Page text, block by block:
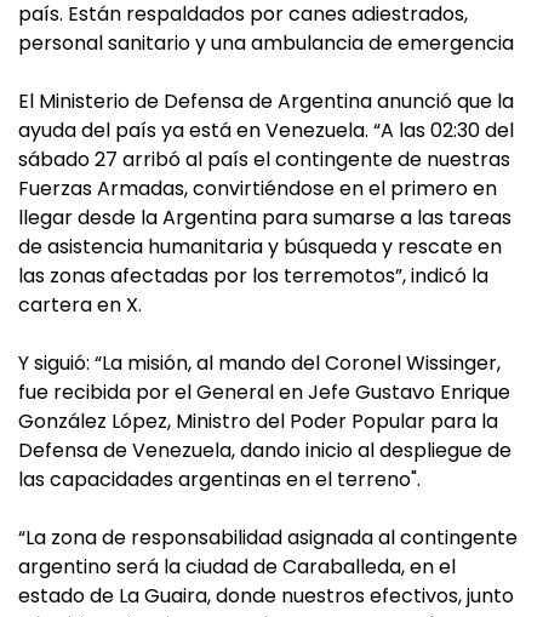
país. Están respaldados por canes adiestrados,
personal sanitario y una ambulancia de emergencia
El Ministerio de Defensa de Argentina anunció que la
ayuda del país ya está en Venezuela. “A las 02:30 del
sábado 27 arribó al país el contingente de nuestras
Fuerzas Armadas, convirtiéndose en el primero en
llegar desde la Argentina para sumarse a las tareas
de asistencia humanitaria y búsqueda y rescate en
las zonas afectadas por los terremotos”, indicó la
cartera en X.
Y siguió: “La misión, al mando del Coronel Wissinger,
fue recibida por el General en Jefe Gustavo Enrique
González López, Ministro del Poder Popular para la
Defensa de Venezuela, dando inicio al despliegue de
las capacidades argentinas en el terreno".
“La zona de responsabilidad asignada al contingente
argentino será la ciudad de Caraballeda, en el
estado de La Guaira, donde nuestros efectivos, junto